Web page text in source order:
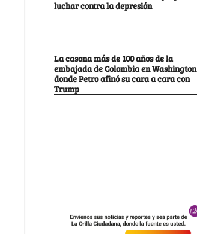
luchar contra la depresión
La casona más de 100 años de la
embajada de Colombia en Washington
donde Petro afinó su cara a cara con
Trump